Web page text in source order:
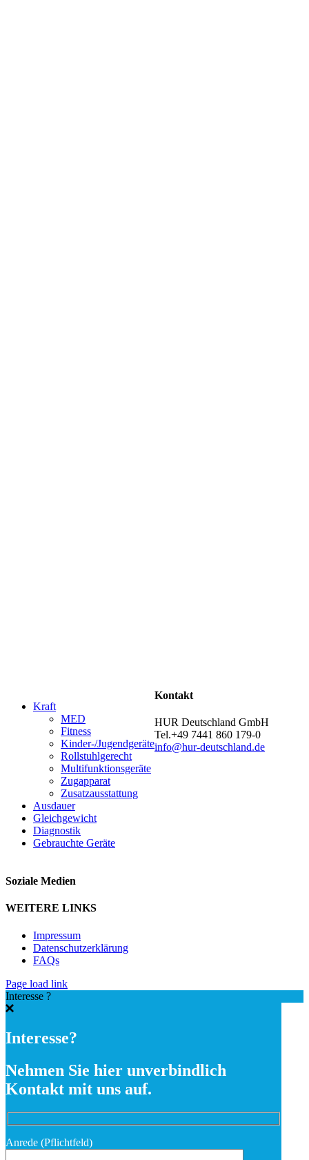
Kraft
MED
Fitness
Kinder-/Jugendgeräte
Rollstuhlgerecht
Multifunktionsgeräte
Zugapparat
Zusatzausstattung
Ausdauer
Gleichgewicht
Diagnostik
Gebrauchte Geräte
Kontakt
HUR Deutschland GmbH
Tel.+49 7441 860 179-0
info@hur-deutschland.de
Soziale Medien
WEITERE LINKS
Impressum
Datenschutzerklärung
FAQs
Page load link
Interesse ?
Interesse?
Nehmen Sie hier unverbindlich
Kontakt mit uns auf.
Anrede (Pflichtfeld)